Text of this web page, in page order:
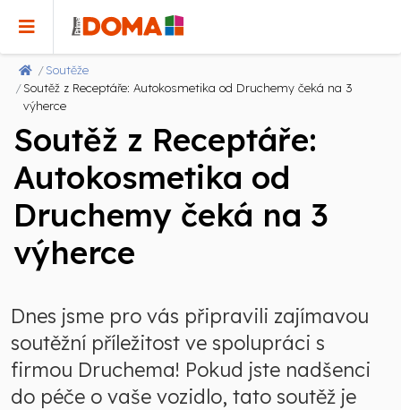
Soutěže
Soutěž z Receptáře: Autokosmetika od Druchemy čeká na 3
výherce
Soutěž z Receptáře:
Autokosmetika od
Druchemy čeká na 3
výherce
Dnes jsme pro vás připravili zajímavou
soutěžní příležitost ve spolupráci s
firmou Druchema! Pokud jste nadšenci
do péče o vaše vozidlo, tato soutěž je